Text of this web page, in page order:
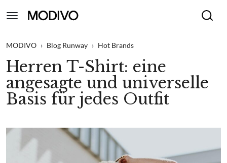
MODIVO › Blog Runway › Hot Brands
Herren T-Shirt: eine
angesagte und universelle
Basis für jedes Outfit